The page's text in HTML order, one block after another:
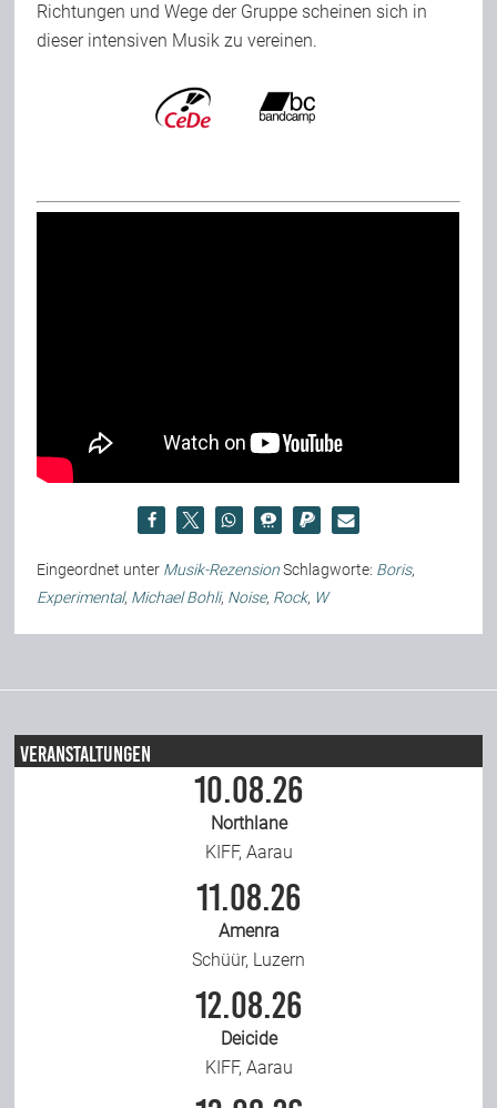
Richtungen und Wege der Gruppe scheinen sich in
dieser intensiven Musik zu vereinen.
Eingeordnet unter Musik-Rezension Schlagworte: Boris,
Experimental, Michael Bohli, Noise, Rock, W
Veranstaltungen
10.08.26
Northlane
KIFF, Aarau
11.08.26
Amenra
Schüür, Luzern
12.08.26
Deicide
KIFF, Aarau